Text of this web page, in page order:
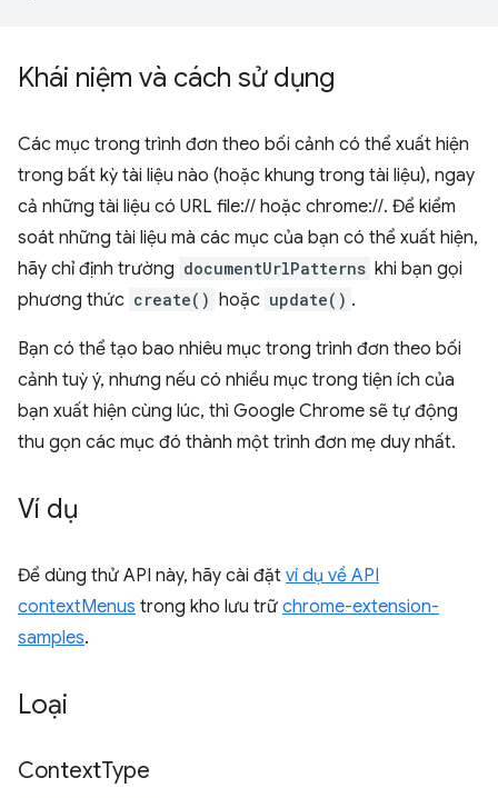
Khái niệm và cách sử dụng
Các mục trong trình đơn theo bối cảnh có thể xuất hiện
trong bất kỳ tài liệu nào (hoặc khung trong tài liệu), ngay
cả những tài liệu có URL file:// hoặc chrome://. Để kiểm
soát những tài liệu mà các mục của bạn có thể xuất hiện,
hãy chỉ định trường documentUrlPatterns khi bạn gọi
phương thức create() hoặc update() .
Bạn có thể tạo bao nhiêu mục trong trình đơn theo bối
cảnh tuỳ ý, nhưng nếu có nhiều mục trong tiện ích của
bạn xuất hiện cùng lúc, thì Google Chrome sẽ tự động
thu gọn các mục đó thành một trình đơn mẹ duy nhất.
Ví dụ
Để dùng thử API này, hãy cài đặt ví dụ về API
contextMenus trong kho lưu trữ chrome-extension-
samples.
Loại
ContextType